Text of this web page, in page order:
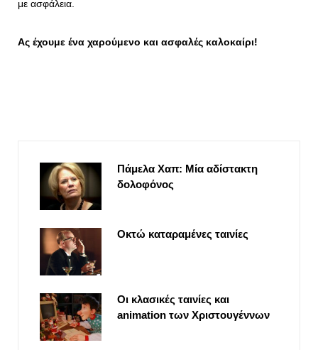
με ασφάλεια.
Ας έχουμε ένα χαρούμενο και ασφαλές καλοκαίρι!
Πάμελα Χαπ: Μία αδίστακτη
δολοφόνος
Οκτώ καταραμένες ταινίες
Οι κλασικές ταινίες και
animation των Χριστουγέννων